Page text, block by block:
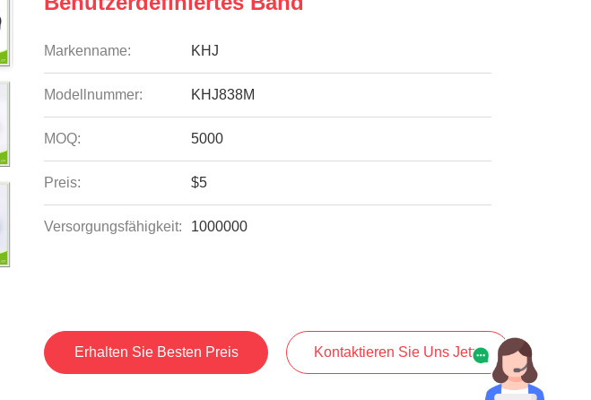
Markenname: KHJ
Modellnummer: KHJ838M
MOQ: 5000
Preis: $5
Versorgungsfähigkeit: 1000000
Erhalten Sie Besten Preis Kontaktieren Sie Uns Jetzt